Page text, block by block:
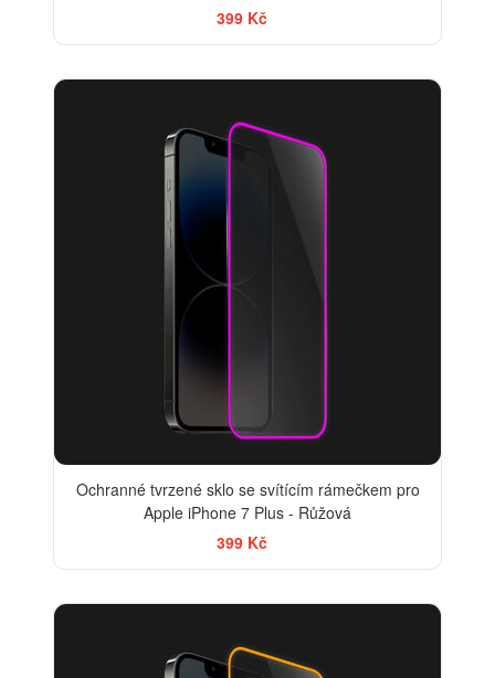
399 Kč
Ochranné tvrzené sklo se svítícím rámečkem pro
Apple iPhone 7 Plus - Růžová
399 Kč